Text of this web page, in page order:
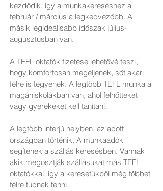
kezdődik, így a munkakereséshez a
február / március a legkedvezőbb. A
másik legideálisabb időszak július-
augusztusban van.
A TEFL oktatók fizetése lehetővé teszi,
hogy komfortosan megéljenek, sőt akár
félre is tegyenek. A legtöbb TEFL munka a
magániskolákban van, ahol felnőtteket
vagy gyerekeket kell tanítani.
A legtöbb interjú helyben, az adott
országban történik. A munkaadók
segítenek a szállás keresésben. Vannak
akik megosztják szállásukat más TEFL
oktatókkal, így a keresetükből még többet
félre tudnak tenni.